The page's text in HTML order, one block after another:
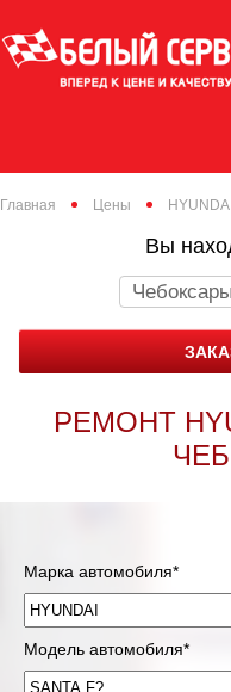
Главная Цены HYUNDAI
Вы
Чебоксары
РЕМОНТ
Марка автомобиля*
Модель автомобиля*